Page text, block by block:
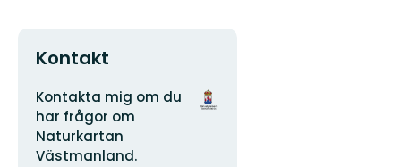
Kontakt
Adress
Kontakta mig om du
har frågor om
Naturkartan
Västmanland.
Organisationens
logotyp